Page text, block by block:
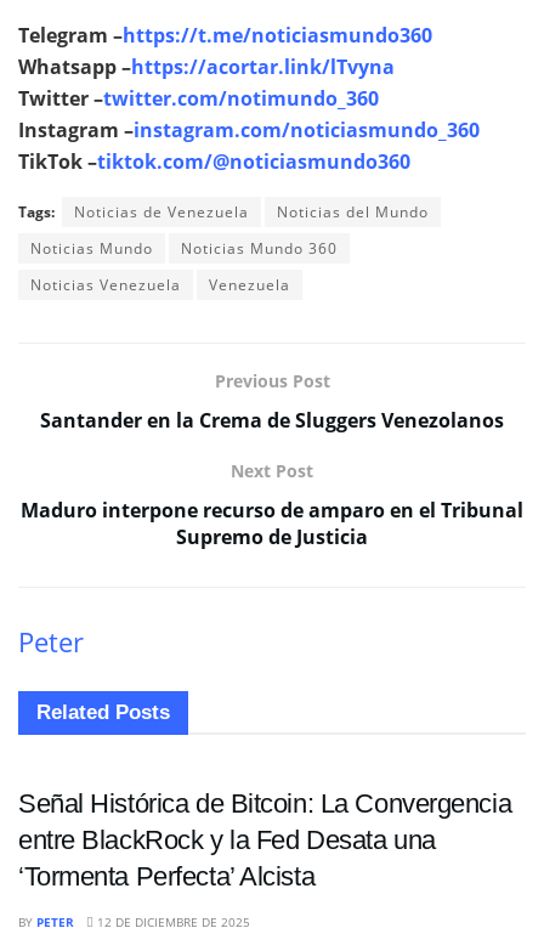
Telegram –https://t.me/noticiasmundo360
Whatsapp –https://acortar.link/lTvyna
Twitter –twitter.com/notimundo_360
Instagram –instagram.com/noticiasmundo_360
TikTok –tiktok.com/@noticiasmundo360
Tags: Noticias de Venezuela
Noticias del Mundo
Noticias Mundo
Noticias Mundo 360
Noticias Venezuela
Venezuela
Previous Post
Santander en la Crema de Sluggers Venezolanos
Next Post
Maduro interpone recurso de amparo en el Tribunal
Supremo de Justicia
Peter
Related Posts
CRIPTOMONEDAS
Señal Histórica de Bitcoin: La Convergencia
entre BlackRock y la Fed Desata una
‘Tormenta Perfecta’ Alcista
BY PETER 12 DE DICIEMBRE DE 2025